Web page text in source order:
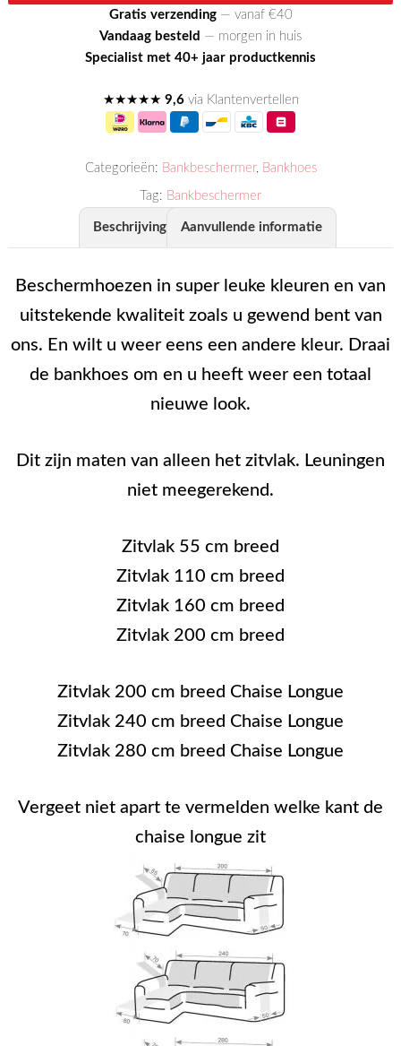
Gratis verzending— vanaf €40
Vandaag besteld — morgen in huis
Specialist met 40+ jaar productkennis
★★★★★ 9,6via Klantenvertellen
Categorieën: Bankbeschermer, Bankhoes
Tag: Bankbeschermer
Beschrijving Aanvullende informatie
Beschermhoezen in super leuke kleuren en van
uitstekende kwaliteit zoals u gewend bent van
ons. En wilt u weer eens een andere kleur. Draai
de bankhoes om en u heeft weer een totaal
nieuwe look.
Dit zijn maten van alleen het zitvlak. Leuningen
niet meegerekend.
Zitvlak 55 cm breed
Zitvlak 110 cm breed
Zitvlak 160 cm breed
Zitvlak 200 cm breed
Zitvlak 200 cm breed Chaise Longue
Zitvlak 240 cm breed Chaise Longue
Zitvlak 280 cm breed Chaise Longue
Vergeet niet apart te vermelden welke kant de
chaise longue zit